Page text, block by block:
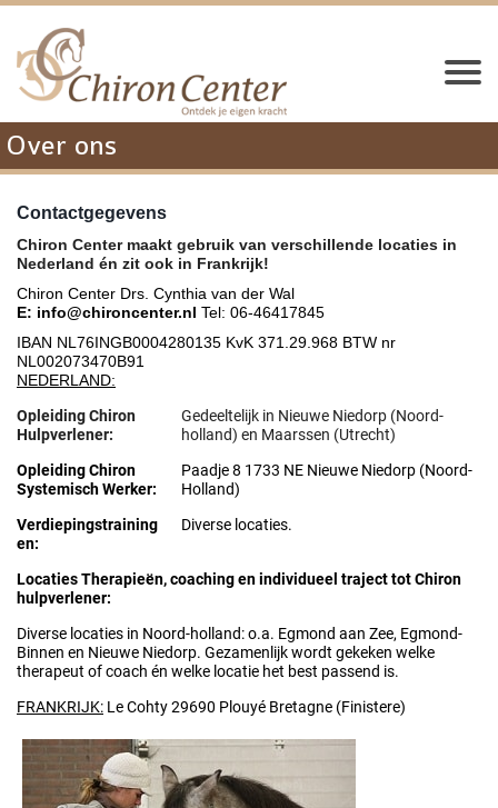
Over ons
Contactgegevens
Chiron Center maakt gebruik van verschillende locaties in
Nederland én zit ook in Frankrijk!
Chiron Center Drs. Cynthia van der Wal
E: info@chironcenter.nl Tel: 06-46417845
IBAN NL76INGB0004280135 KvK 371.29.968 BTW nr
NL002073470B91
NEDERLAND:
Opleiding Chiron
Hulpverlener:
Gedeeltelijk in Nieuwe Niedorp (Noord-
holland) en Maarssen (Utrecht)
Opleiding Chiron
Systemisch Werker:
Paadje 8 1733 NE Nieuwe Niedorp (Noord-
Holland)
Verdiepingstraining
en:
Diverse locaties.
Locaties Therapieën, coaching en individueel traject tot Chiron
hulpverlener:
Diverse locaties in Noord-holland: o.a. Egmond aan Zee, Egmond-
Binnen en Nieuwe Niedorp. Gezamenlijk wordt gekeken welke
therapeut of coach én welke locatie het best passend is.
FRANKRIJK: Le Cohty 29690 Plouyé Bretagne (Finistere)